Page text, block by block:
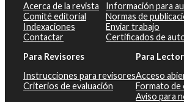
Acerca de la revista
Comité editorial
Indexaciones
Contactar
Información para
Normas de
Enviar trabajo
Certificados de
Para Revisores
Instrucciones para revisores
Criterios de evaluación
Para
Acceso
Formato de
Aviso para